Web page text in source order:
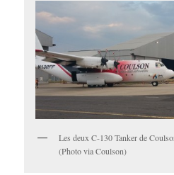
Les deux C-130 Tanker de
(Photo via Coulson)